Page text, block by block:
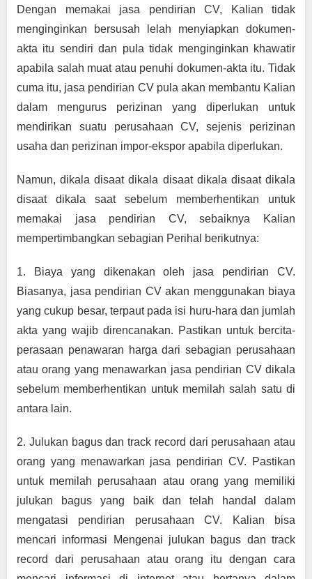
Dengan memakai jasa pendirian CV, Kalian tidak
menginginkan bersusah lelah menyiapkan dokumen-
akta itu sendiri dan pula tidak menginginkan khawatir
apabila salah muat atau penuhi dokumen-akta itu. Tidak
cuma itu, jasa pendirian CV pula akan membantu Kalian
dalam mengurus perizinan yang diperlukan untuk
mendirikan suatu perusahaan CV, sejenis perizinan
usaha dan perizinan impor-ekspor apabila diperlukan.
Namun, dikala disaat dikala disaat dikala disaat dikala
disaat dikala saat sebelum memberhentikan untuk
memakai jasa pendirian CV, sebaiknya Kalian
mempertimbangkan sebagian Perihal berikutnya:
1. Biaya yang dikenakan oleh jasa pendirian CV.
Biasanya, jasa pendirian CV akan menggunakan biaya
yang cukup besar, terpaut pada isi huru-hara dan jumlah
akta yang wajib direncanakan. Pastikan untuk bercita-
perasaan penawaran harga dari sebagian perusahaan
atau orang yang menawarkan jasa pendirian CV dikala
sebelum memberhentikan untuk memilah salah satu di
antara lain.
2. Julukan bagus dan track record dari perusahaan atau
orang yang menawarkan jasa pendirian CV. Pastikan
untuk memilah perusahaan atau orang yang memiliki
julukan bagus yang baik dan telah handal dalam
mengatasi pendirian perusahaan CV. Kalian bisa
mencari informasi Mengenai julukan bagus dan track
record dari perusahaan atau orang itu dengan cara